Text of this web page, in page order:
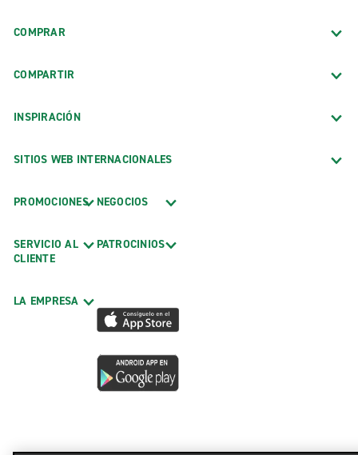
COMPRAR
COMPARTIR
INSPIRACIÓN
SITIOS WEB INTERNACIONALES
PROMOCIONES
SERVICIO AL
CLIENTE
LA EMPRESA
NEGOCIOS
PATROCINIOS